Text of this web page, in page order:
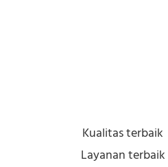
Kualitas terbaik
Layanan terbaik